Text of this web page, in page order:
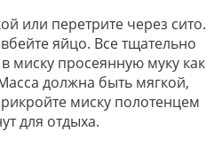
или перетрите через сито.
яйцо. Все тщательно
миску просеянную муку как
должна быть мягкой,
миску полотенцем
для отдыха.